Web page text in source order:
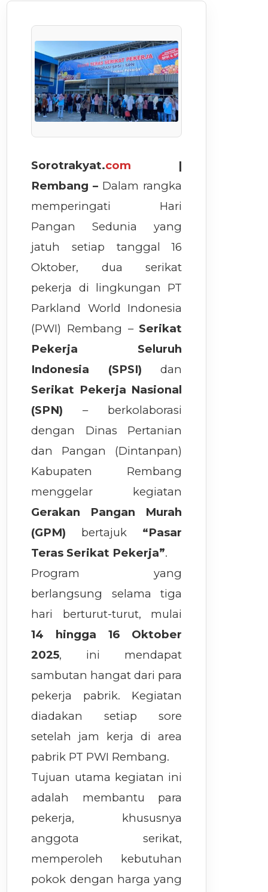
Sorotrakyat.com |
Rembang – Dalam rangka
memperingati Hari
Pangan Sedunia yang
jatuh setiap tanggal 16
Oktober, dua serikat
pekerja di lingkungan PT
Parkland World Indonesia
(PWI) Rembang – Serikat
Pekerja Seluruh
Indonesia (SPSI) dan
Serikat Pekerja Nasional
(SPN) – berkolaborasi
dengan Dinas Pertanian
dan Pangan (Dintanpan)
Kabupaten Rembang
menggelar kegiatan
Gerakan Pangan Murah
(GPM) bertajuk “Pasar
Teras Serikat Pekerja”.
Program yang
berlangsung selama tiga
hari berturut-turut, mulai
14 hingga 16 Oktober
2025, ini mendapat
sambutan hangat dari para
pekerja pabrik. Kegiatan
diadakan setiap sore
setelah jam kerja di area
pabrik PT PWI Rembang.
Tujuan utama kegiatan ini
adalah membantu para
pekerja, khususnya
anggota serikat,
memperoleh kebutuhan
pokok dengan harga yang